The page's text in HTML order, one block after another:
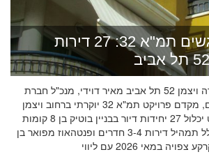
מאיר דוידי מגשים תמ"א 32: 27 דירות
הכירו את פרויקט היוקרה ויצמן 52 תל אביב מאיר דוידי, מנכ"ל חברת
ניצנים אחזקות ופיננסים, מקדם פרויקט תמ"א 32 יוקרתי ברחוב ויצמן
52 בתל אביב. הפרויקט יכלול 27 יחידות דיור בבניין בוטיק בן 8 קומות
באזור כיכר המדינה, כולל תמהיל דירות 3-4 חדרים ופנטהאוז מפואר בן